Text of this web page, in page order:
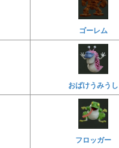
ゴーレム
おばけうみうし
フロッガー